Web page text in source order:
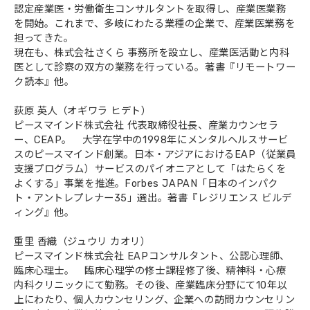
認定産業医・労働衛生コンサルタントを取得し、産業医業務
を開始。これまで、多岐にわたる業種の企業で、産業医業務を
担ってきた。
現在も、株式会社さくら 事務所を設立し、産業医活動と内科
医として診察の双方の業務を行っている。著書『リモートワー
ク読本』他。
荻原 英人（オギワラ ヒデト）
ピースマインド株式会社 代表取締役社長、産業カウンセラ
ー、CEAP。 大学在学中の1998年にメンタルヘルスサービ
スのピースマインド創業。日本・アジアにおけるEAP（従業員
支援プログラム）サービスのパイオニアとして「はたらくを
よくする」事業を推進。Forbes JAPAN「日本のインパク
ト・アントレプレナー35」選出。著書『レジリエンス ビルデ
ィング』他。
重里 香織（ジュウリ カオリ）
ピースマインド株式会社 EAPコンサルタント、公認心理師、
臨床心理士。 臨床心理学の修士課程修了後、精神科・心療
内科クリニックにて勤務。その後、産業臨床分野にて10年以
上にわたり、個人カウンセリング、企業への訪問カウンセリン